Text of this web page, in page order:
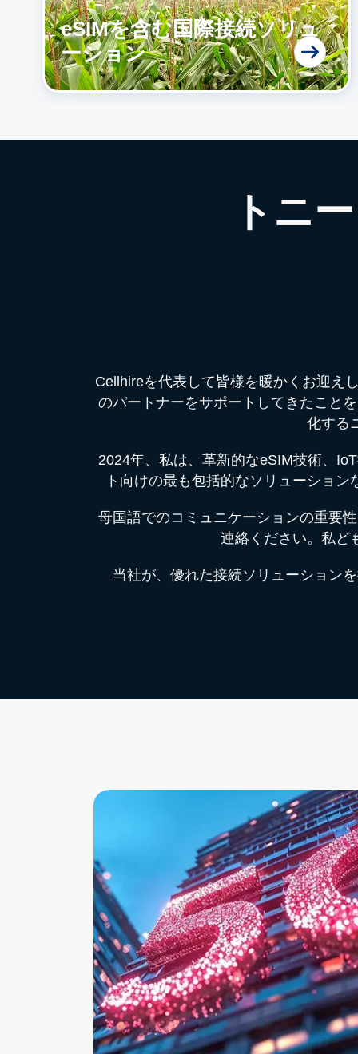
eSIMを含む国際接続ソリュ
ーション
トニ
Cellhireを代表して皆様を暖かくお迎え
のパートナーをサポートしてきたこと
化する
2024年、私は、革新的なeSIM技術、
ト向けの最も包括的なソリューショ
母国語でのコミュニケーションの重要
連絡ください。私ど
当社が、優れた接続ソリューション